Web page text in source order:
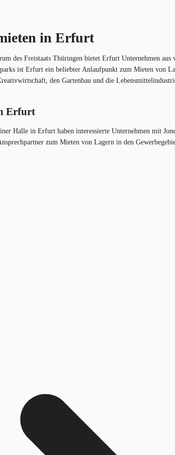
in Erfurt
des Freistaats Thüringen bietet Erfurt Unternehmen
ist Erfurt ein beliebter Anlaufpunkt zum Mieten
den Gartenbau und die
Erfurt
Halle in Erfurt haben interessierte Unternehmen mit
zum Mieten von Lagern in den